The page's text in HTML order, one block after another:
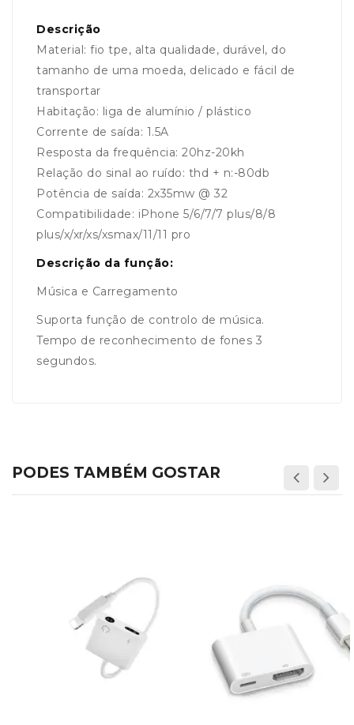
Descrição
Material: fio tpe, alta qualidade, durável, do
tamanho de uma moeda, delicado e fácil de
transportar
Habitação: liga de alumínio / plástico
Corrente de saída: 1.5A
Resposta da frequência: 20hz-20kh
Relação do sinal ao ruído: thd + n:-80db
Potência de saída: 2x35mw @ 32
Compatibilidade: iPhone 5/6/7/7 plus/8/8
plus/x/xr/xs/xsmax/11/11 pro
Descrição da função:
Música e Carregamento
Suporta função de controlo de música.
Tempo de reconhecimento de fones 3
segundos.
PODES TAMBÉM GOSTAR